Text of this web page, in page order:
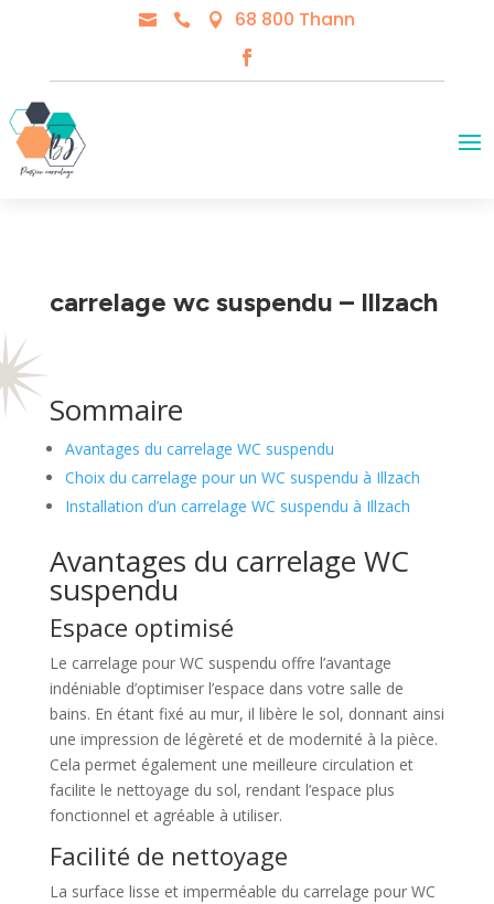
   68 800 Thann
carrelage wc suspendu – Illzach
Sommaire
Avantages du carrelage WC suspendu
Choix du carrelage pour un WC suspendu à Illzach
Installation d’un carrelage WC suspendu à Illzach
Avantages du carrelage WC
suspendu
Espace optimisé
Le carrelage pour WC suspendu offre l’avantage
indéniable d’optimiser l’espace dans votre salle de
bains. En étant fixé au mur, il libère le sol, donnant ainsi
une impression de légèreté et de modernité à la pièce.
Cela permet également une meilleure circulation et
facilite le nettoyage du sol, rendant l’espace plus
fonctionnel et agréable à utiliser.
Facilité de nettoyage
La surface lisse et imperméable du carrelage pour WC